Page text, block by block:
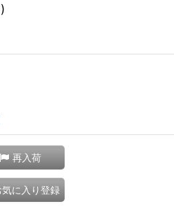
再入荷
気に入り登録